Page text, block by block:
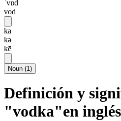
ˈvɒd
vod
ka
kə
kē
Noun (1)
Definición y
"vodka"en inglés